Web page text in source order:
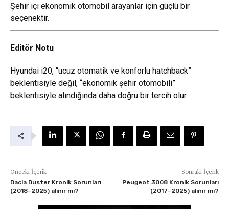
Şehir içi ekonomik otomobil arayanlar için güçlü bir
seçenektir.
Editör Notu
Hyundai i20, “ucuz otomatik ve konforlu hatchback”
beklentisiyle değil, “ekonomik şehir otomobili”
beklentisiyle alındığında daha doğru bir tercih olur.
Önceki İçerik
Dacia Duster Kronik Sorunları
(2018–2025) alınır mı?
Sonraki İçerik
Peugeot 3008 Kronik Sorunları
(2017–2025) alınır mı?